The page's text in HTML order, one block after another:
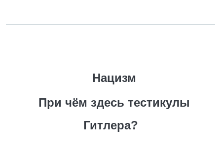
Нацизм
При чём здесь тестикулы
Гитлера?